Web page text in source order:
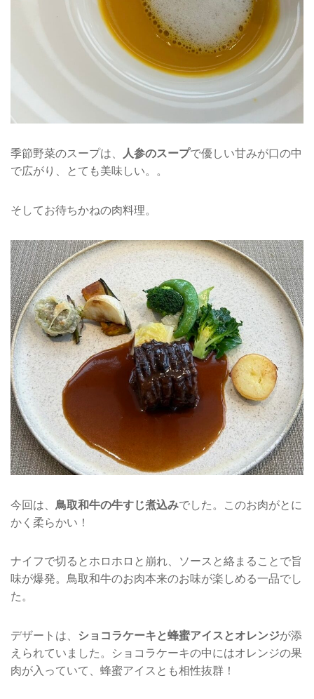
季節野菜のスープは、 人参のスープで優しい甘みが口の中
で広がり、とても美味しい。。
そしてお待ちかねの肉料理。
今回は、 鳥取和牛の牛すじ煮込みでした。このお肉がとに
かく柔らかい！
ナイフで切るとホロホロと崩れ、ソースと絡まることで旨
味が爆発。鳥取和牛のお肉本来のお味が楽しめる一品でし
た。
デザートは、 ショコラケーキと蜂蜜アイスとオレンジが添
えられていました。ショコラケーキの中にはオレンジの果
肉が入っていて、蜂蜜アイスとも相性抜群！